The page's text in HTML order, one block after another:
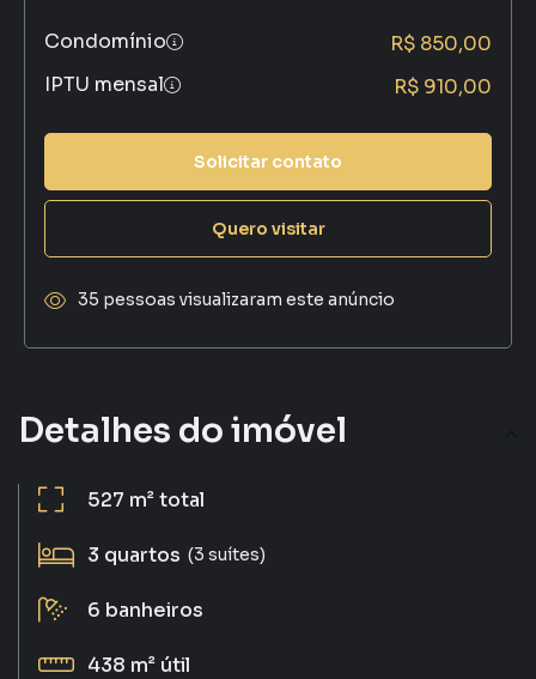
Detalhes do imóvel
527 m²total
3 quartos (3 suítes)
6 banheiros
438 m² útil
Condomínio
R$ 850,00
IPTU mensal
R$ 910,00
Solicitar contato
Quero visitar
35 pessoas visualizaram este anúncio